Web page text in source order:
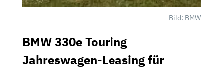
Bild: BMW
BMW 330e Touring
Jahreswagen-Leasing für